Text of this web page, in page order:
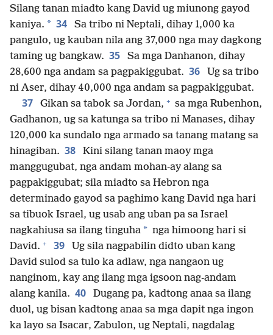
Silang tanan miadto kang David ug miunong gayod
kaniya. * 34
Sa tribo ni Neptali, dihay 1,000 ka
pangulo, ug kauban nila ang 37,000 nga may dagkong
taming ug bangkaw. 35
Sa mga Danhanon, dihay
28,600 nga andam sa pagpakiggubat. 36
Ug sa tribo
ni Aser, dihay 40,000 nga andam sa pagpakiggubat.
37 Gikan sa tabok sa Jordan, + sa mga Rubenhon,
Gadhanon, ug sa katunga sa tribo ni Manases, dihay
120,000 ka sundalo nga armado sa tanang matang sa
hinagiban. 38
Kini silang tanan maoy mga
manggugubat, nga andam mohan-ay alang sa
pagpakiggubat; sila miadto sa Hebron nga
determinado gayod sa paghimo kang David nga hari
sa tibuok Israel, ug usab ang uban pa sa Israel
nagkahiusa sa ilang tinguha * nga himoong hari si
David. + 39
Ug sila nagpabilin didto uban kang
David sulod sa tulo ka adlaw, nga nangaon ug
nanginom, kay ang ilang mga igsoon nag-andam
alang kanila. 40
Dugang pa, kadtong anaa sa ilang
duol, ug bisan kadtong anaa sa mga dapit nga ingon
ka layo sa Isacar, Zabulon, ug Neptali, nagdalag